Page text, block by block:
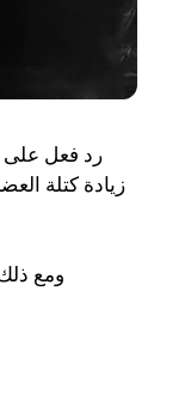
رد فعل على
زيادة كتلة
ومع